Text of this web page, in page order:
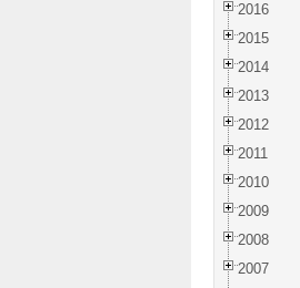
2016
2015
2014
2013
2012
2011
2010
2009
2008
2007